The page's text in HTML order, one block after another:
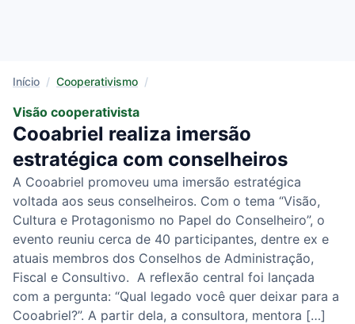
Início / Cooperativismo /
Visão cooperativista
Cooabriel realiza imersão
estratégica com conselheiros
A Cooabriel promoveu uma imersão estratégica
voltada aos seus conselheiros. Com o tema “Visão,
Cultura e Protagonismo no Papel do Conselheiro”, o
evento reuniu cerca de 40 participantes, dentre ex e
atuais membros dos Conselhos de Administração,
Fiscal e Consultivo. A reflexão central foi lançada
com a pergunta: “Qual legado você quer deixar para a
Cooabriel?”. A partir dela, a consultora, mentora […]